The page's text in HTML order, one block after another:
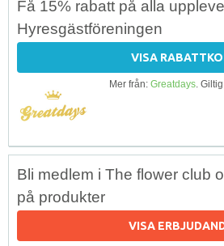
Få 15% rabatt på alla
Hyresgästföreningen
VISA
Mer från: Greatdays.
Bli medlem i The flower club
på produkter
VISA